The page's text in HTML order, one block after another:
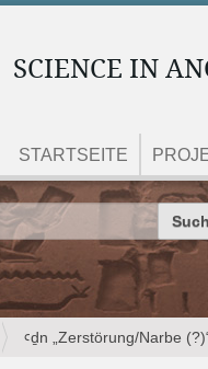
SCIENCE IN
STARTSEITE
ꜥḏn „Zerstörung/Narbe